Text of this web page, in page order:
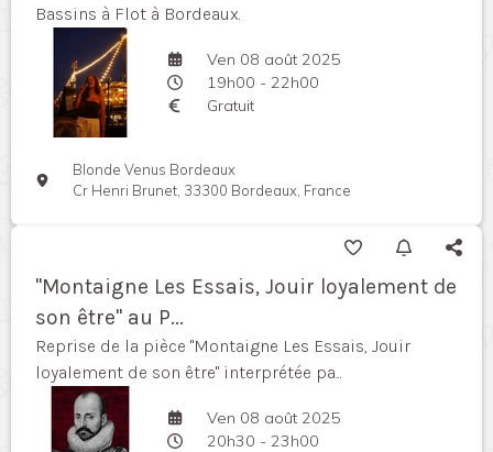
Bassins à Flot à Bordeaux.
Ven 08 août 2025
19h00 - 22h00
Gratuit
Blonde Venus Bordeaux
Cr Henri Brunet, 33300 Bordeaux, France
"Montaigne Les Essais, Jouir loyalement de
son être" au P...
Reprise de la pièce "Montaigne Les Essais, Jouir
loyalement de son être" interprétée pa...
Ven 08 août 2025
20h30 - 23h00